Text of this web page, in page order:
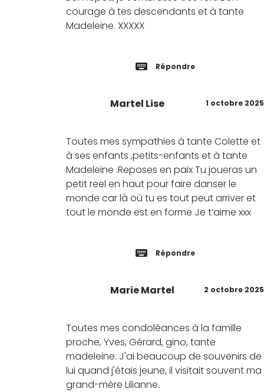
courage à tes descendants et à tante
Madeleine. XXXXX
Répondre
1 octobre 2025
Martel Lise
Toutes mes sympathies à tante Colette et
à ses enfants ,petits-enfants et à tante
Madeleine .Reposes en paix Tu joueras un
petit reel en haut pour faire danser le
monde car là où tu es tout peut arriver et
tout le monde est en forme Je t’aime xxx
Répondre
2 octobre 2025
Marie Martel
Toutes mes condoléances à la famille
proche, Yves, Gérard, gino, tante
madeleine. J'ai beaucoup de souvenirs de
lui quand j'étais jeune, il visitait souvent ma
grand-mère Lilianne.